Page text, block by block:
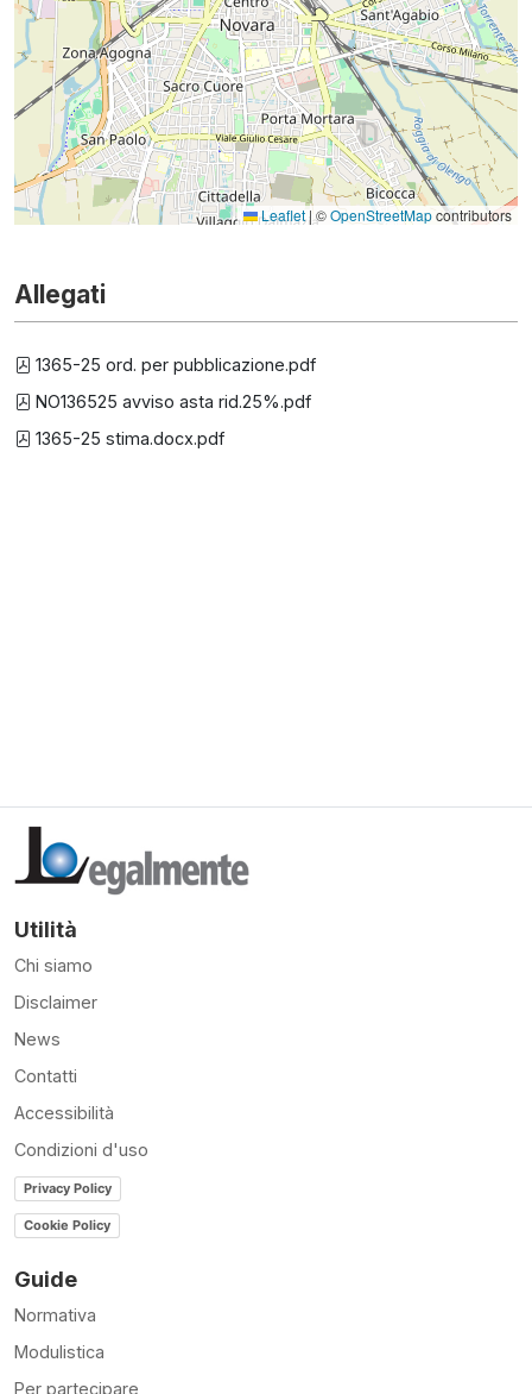
Leaflet| ©OpenStreetMapcontributors
Allegati
1365-25 ord. per pubblicazione.pdf
NO136525 avviso asta rid.25%.pdf
1365-25 stima.docx.pdf
Utilità
Chi siamo
Disclaimer
News
Contatti
Accessibilità
Condizioni d'uso
Privacy Policy
Cookie Policy
Guide
Normativa
Modulistica
Per partecipare